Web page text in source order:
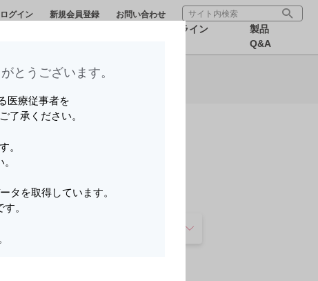
ログイン 新規会員登録 お問い合わせ
オンライン
製品
Q&A
とうございます。​
医療従事者を
了承ください。
。
タを取得しています。
。